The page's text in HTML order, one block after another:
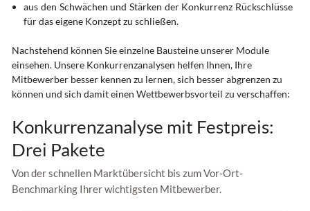
aus den Schwächen und Stärken der Konkurrenz Rückschlüsse
für das eigene Konzept zu schließen.
Nachstehend können Sie einzelne Bausteine unserer Module
einsehen. Unsere Konkurrenzanalysen helfen Ihnen, Ihre
Mitbewerber besser kennen zu lernen, sich besser abgrenzen zu
können und sich damit einen Wettbewerbsvorteil zu verschaffen:
Konkurrenzanalyse mit Festpreis:
Drei Pakete
Von der schnellen Marktübersicht bis zum Vor-Ort-
Benchmarking Ihrer wichtigsten Mitbewerber.